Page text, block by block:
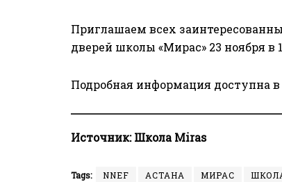
Приглашаем всех
дверей школы «Мирас» 23 ноября в
Подробная информация доступна
Источник:Школа Miras
Tags: NNEF АСТАНА МИРАС